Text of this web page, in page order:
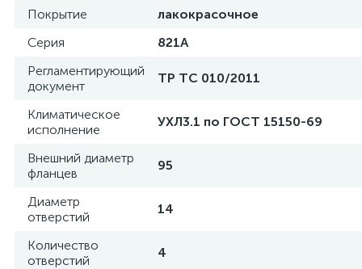
Покрытие
лакокрасочное
Серия
821А
Регламентирующий
документ
ТР ТС 010/2011
Климатическое
исполнение
УХЛ3.1 по ГОСТ 15150-69
Внешний диаметр
фланцев
95
Диаметр
отверстий
14
Количество
отверстий
4